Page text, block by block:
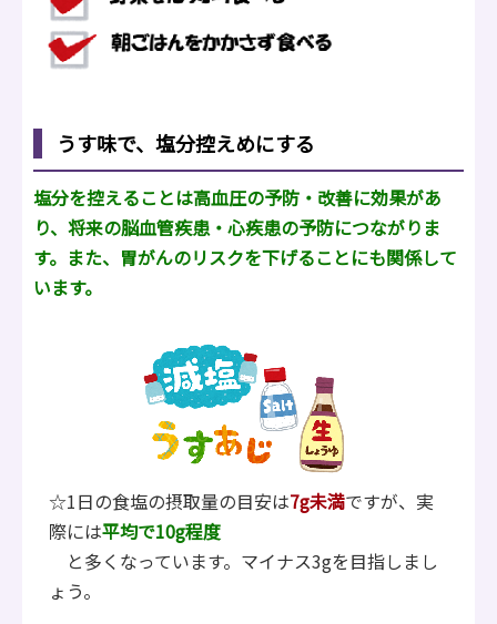
うす味で、塩分控えめにする
塩分を控えることは高血圧の予防・改善に効果があ
り、将来の脳血管疾患・心疾患の予防につながりま
す。また、胃がんのリスクを下げることにも関係して
います。
☆1日の食塩の摂取量の目安は7g未満ですが、実
際には平均で10g程度
と多くなっています。マイナス3gを目指しまし
ょう。